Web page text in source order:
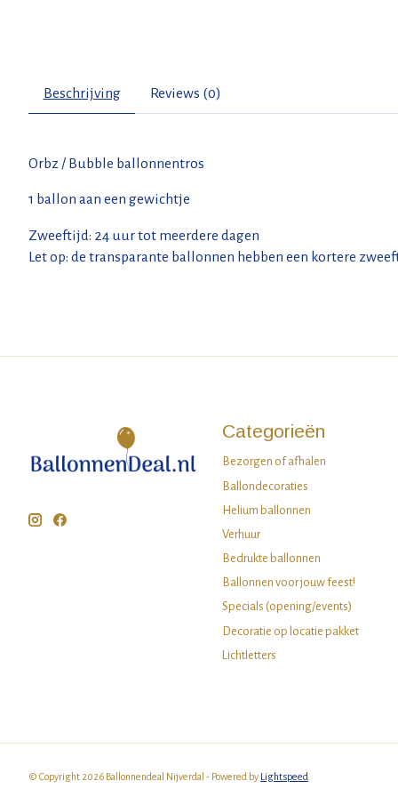
Beschrijving Reviews (0)
Orbz / Bubble ballonnentros
1 ballon aan een gewichtje
Zweeftijd: 24 uur tot meerdere dagen
Let op: de transparante ballonnen hebben een kortere
Categorieën
Bezorgen of afhalen
Ballondecoraties
Helium ballonnen
Verhuur
Bedrukte ballonnen
Ballonnen voor jouw feest!
Specials (opening/events)
Decoratie op locatie pakket
Lichtletters
© Copyright 2026 Ballonnendeal Nijverdal - Powered by Lightspeed